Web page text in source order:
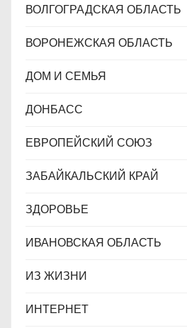
ВОЛГОГРАДСКАЯ ОБЛАСТЬ
ВОРОНЕЖСКАЯ ОБЛАСТЬ
ДОМ И СЕМЬЯ
ДОНБАСС
ЕВРОПЕЙСКИЙ СОЮЗ
ЗАБАЙКАЛЬСКИЙ КРАЙ
ЗДОРОВЬЕ
ИВАНОВСКАЯ ОБЛАСТЬ
ИЗ ЖИЗНИ
ИНТЕРНЕТ